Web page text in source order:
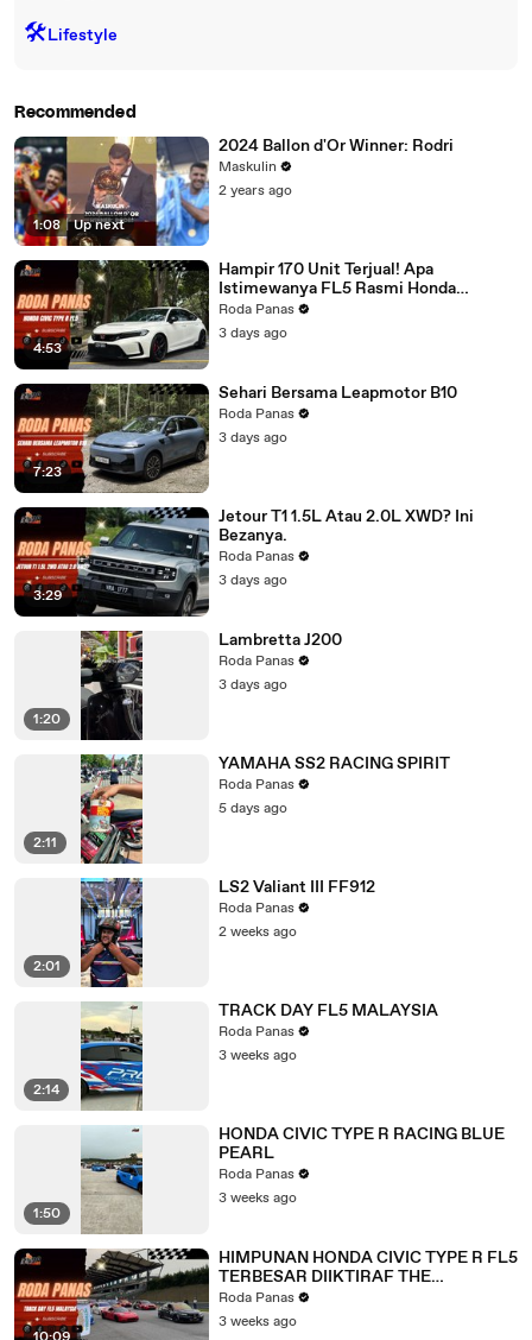
🛠️Lifestyle
Recommended
1:08 | Up next
2024 Ballon d'Or Winner: Rodri
Maskulin
2 years ago
4:53
Hampir 170 Unit Terjual! Apa
Istimewanya FL5 Rasmi Honda
Malaysia?
Roda Panas
3 days ago
7:23
Sehari Bersama Leapmotor B10
Roda Panas
3 days ago
3:29
Jetour T1 1.5L Atau 2.0L XWD? Ini
Bezanya.
Roda Panas
3 days ago
1:20
Lambretta J200
Roda Panas
3 days ago
2:11
YAMAHA SS2 RACING SPIRIT
Roda Panas
5 days ago
2:01
LS2 Valiant III FF912
Roda Panas
2 weeks ago
2:14
TRACK DAY FL5 MALAYSIA
Roda Panas
3 weeks ago
1:50
HONDA CIVIC TYPE R RACING BLUE
PEARL
Roda Panas
3 weeks ago
HIMPUNAN HONDA CIVIC TYPE R FL5
TERBESAR DIIKTIRAF THE
MALAYSIA BOOK OF RECORDS
Roda Panas
3 weeks ago